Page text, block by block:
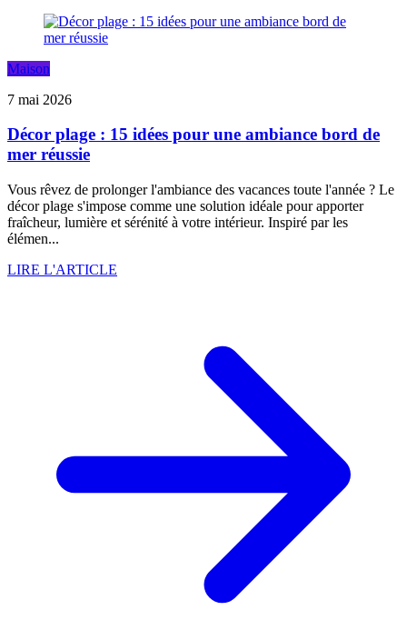
Maison
7 mai 2026
Décor plage : 15 idées pour une ambiance bord de
mer réussie
Vous rêvez de prolonger l'ambiance des vacances toute l'année ? Le
décor plage s'impose comme une solution idéale pour apporter
fraîcheur, lumière et sérénité à votre intérieur. Inspiré par les
élémen...
LIRE L'ARTICLE